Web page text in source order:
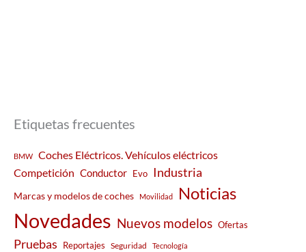
Etiquetas frecuentes
BMW
Coches Eléctricos. Vehículos eléctricos
Competición Conductor Evo Industria
Marcas y modelos de coches Movilidad Noticias
Novedades Nuevos modelos Ofertas
Pruebas Reportajes Seguridad Tecnología